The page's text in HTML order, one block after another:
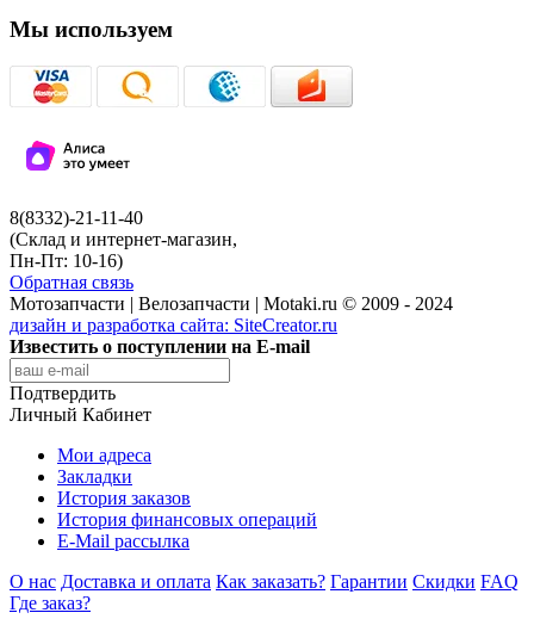
Мы используем
8(8332)-21-11-40
(Склад и интернет-магазин,
Пн-Пт: 10-16)
Обратная связь
Мотозапчасти | Велозапчасти | Motaki.ru © 2009 - 2024
дизайн и разработка сайта: SiteCreator.ru
Известить о поступлении на E-mail
Подтвердить
Личный Кабинет
Мои адреса
Закладки
История заказов
История финансовых операций
E-Mail рассылка
О нас Доставка и оплата Как заказать? Гарантии Скидки FAQ
Где заказ?